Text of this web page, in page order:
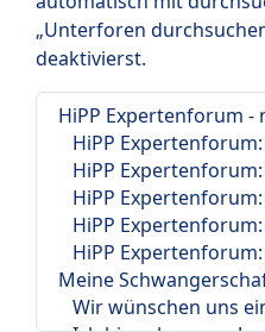
„Unterforen
deaktivierst.